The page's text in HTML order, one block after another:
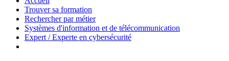
Trouver sa formation
Rechercher par métier
Systèmes d'information et de télécommunication
Expert / Experte en cybersécurité